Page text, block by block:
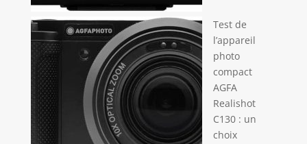
Test de
l’appareil
photo
compact
AGFA
Realishot
C130 : un
choix